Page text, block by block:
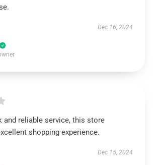
Dec 16, 2024
and reliable service, this store
shopping experience.
Dec 15, 2024